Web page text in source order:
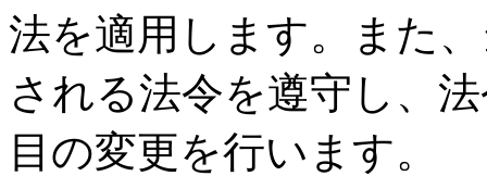
法を適用します。また
される法令を遵守し、
目の変更を行います。